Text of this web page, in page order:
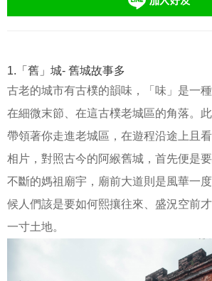
1.「舊」城- 舊城故事多
古老的城市有古樸的韻味，「味」是一
在細微末節、在這古樸老城區的角落。
帶領著你走進老城區，在遊程沿途上且
相片，對照古今的阿緱舊城，首先便是
不斷的媽祖廟宇，廟前大道則是風華一
候人們該是要如何熙攘往來、盛況空前
一寸土地。